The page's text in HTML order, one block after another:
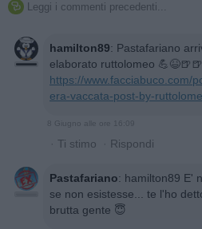
 Leggi i commenti precedenti...
hamilton89: Pastafariano
elaborato ruttolomeo 💪😆🍺🍺
https://www.facciabuco.com/
era-vaccata-post-by-
8 Giugno alle ore 16:09
· Ti stimo · Rispondi
Pastafariano: hamilton89 E'
se non esistesse... te l'ho
brutta gente 😇